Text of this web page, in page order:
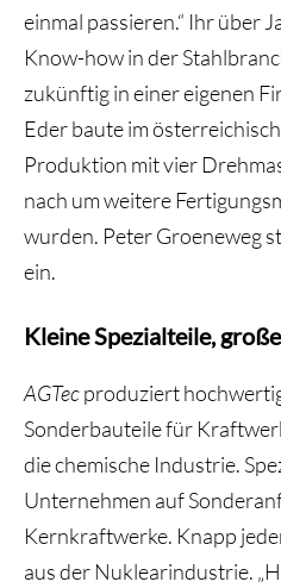
einmal passieren.“ Ihr über
Know-how in der
zukünftig in einer eigenen
Eder baute im
Produktion mit vier
nach um weitere
wurden. Peter Groeneweg
ein.
Kleine Spezialteile,
AGTecproduziert
Sonderbauteile für
die chemische Industrie.
Unternehmen auf
Kernkraftwerke. Knapp
aus der Nuklearindustrie.